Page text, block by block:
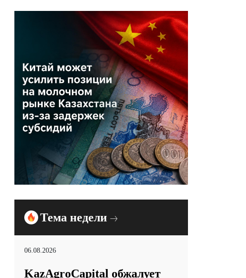
Тема недели
06.08.2026
KazAgroCapital обжалует